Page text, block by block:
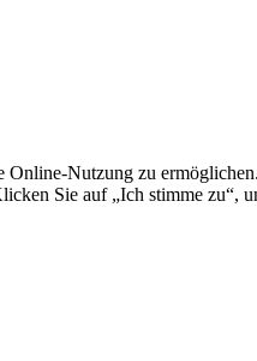
Nutzung zu
Sie auf „Ich stimme zu“,